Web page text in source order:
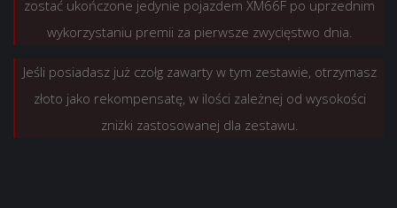
zostać ukończone jedynie pojazdem XM66F po uprzednim
wykorzystaniu premii za pierwsze zwycięstwo dnia.
Jeśli posiadasz już czołg zawarty w tym zestawie, otrzymasz
złoto jako rekompensatę, w ilości zależnej od wysokości
zniżki zastosowanej dla zestawu.